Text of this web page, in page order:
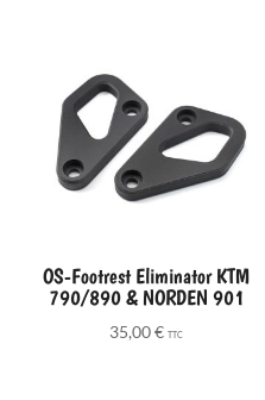
OS-Footrest Eliminator KTM
790/890 & NORDEN 901
35,00€ TTC